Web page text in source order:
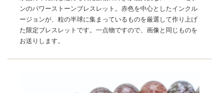
ンのパワーストーンブレスレット。赤色を中心としたインクル
ージョンが、粒の半球に集まっているものを厳選して作り上げ
た限定ブレスレットです。一点物ですので、画像と同じものを
お送りします。